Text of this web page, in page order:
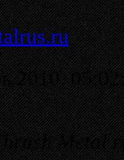
2010,
Metal